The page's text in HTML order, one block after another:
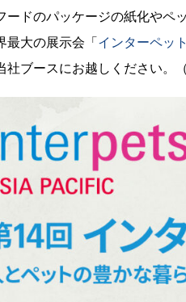
ードのパッケージの紙化や
最大の展示会「インターペッ
社ブースにお越しください。